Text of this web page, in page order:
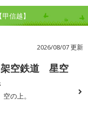
信越】
2026/08/07 更新
空鉄道 星空
の上。